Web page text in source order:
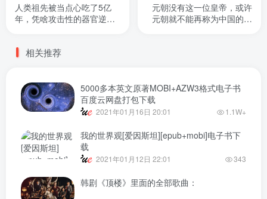
人类祖先被当点心吃了5亿
年，凭啥攻击性的器官逆天
元朝没有这一位皇帝，或许
元朝就不能再称为中国的朝
相关推荐
5000多本英文原著MOBI+AZW3格式电子书
百度云网盘打包下载
2021年01月16日 20:01 1.1W+
我的世界观[爱因斯坦][epub+mobi]电子书下
载
2021年01月12日 22:01 343
韩剧《顶楼》里面的全部歌曲：